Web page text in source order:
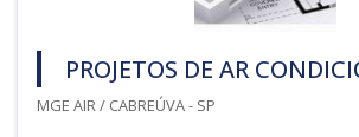
PROJETOS DE AR
MGE AIR / CABREÚVA - SP